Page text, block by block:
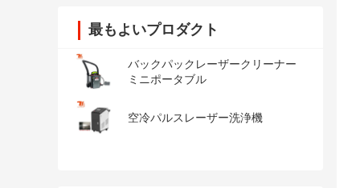
最もよいプロダクト
バックパックレーザークリーナー
ミニポータブル
空冷パルスレーザー洗浄機